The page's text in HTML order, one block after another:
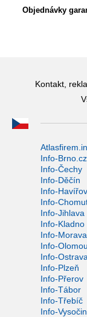
Objednávky
Kontakt,
Info-Brno.cz
Info-Čechy
Info-Děčín
Info-Havířov
Info-
Info-Jihlava
Info-Kladno
Info-Morava
Info-
Info-Ostrava
Info-Plzeň
Info-Přerov
Info-Tábor
Info-Třebíč
Info-